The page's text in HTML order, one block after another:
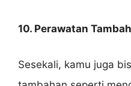
10. Perawatan
Sesekali, kamu juga